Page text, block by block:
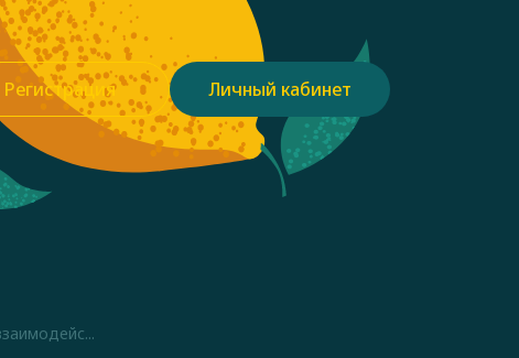
Регистрация Личный кабинет